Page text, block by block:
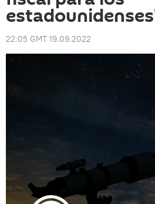
22:05 GMT 19.09.2022